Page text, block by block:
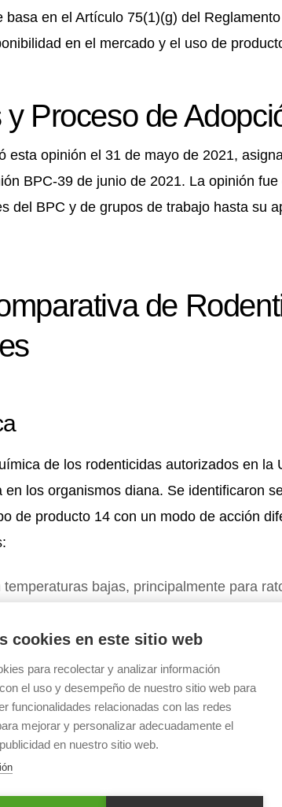
basa en el Artículo 75(1)(g) del
en el mercado y el uso de
Proceso de
esta opinión el 31 de mayo de 2021,
BPC-39 de junio de 2021. La opinión
del BPC y de grupos de trabajo hasta su
de
de los rodenticidas autorizados en la
los organismos diana. Se identificaron
de producto 14 con un modo de acción
temperaturas bajas, principalmente para
en trampas, causa acidosis
respiratorio que inhibe la enzima
severa en los roedores.
y calcificación de tejidos.
Químicas y No
cookies en este sitio web
para recolectar y analizar información
el uso y desempeño de nuestro sitio web para
funcionalidades relacionadas con las redes
mejorar y personalizar adecuadamente el
en nuestro sitio web.